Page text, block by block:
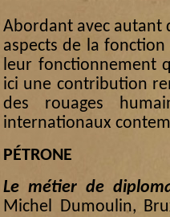
Abordant avec autant
aspects de la
leur fonctionnement
ici une contribution
des rouages
internationaux
PÉTRONE
Le métier de
Michel Dumoulin,